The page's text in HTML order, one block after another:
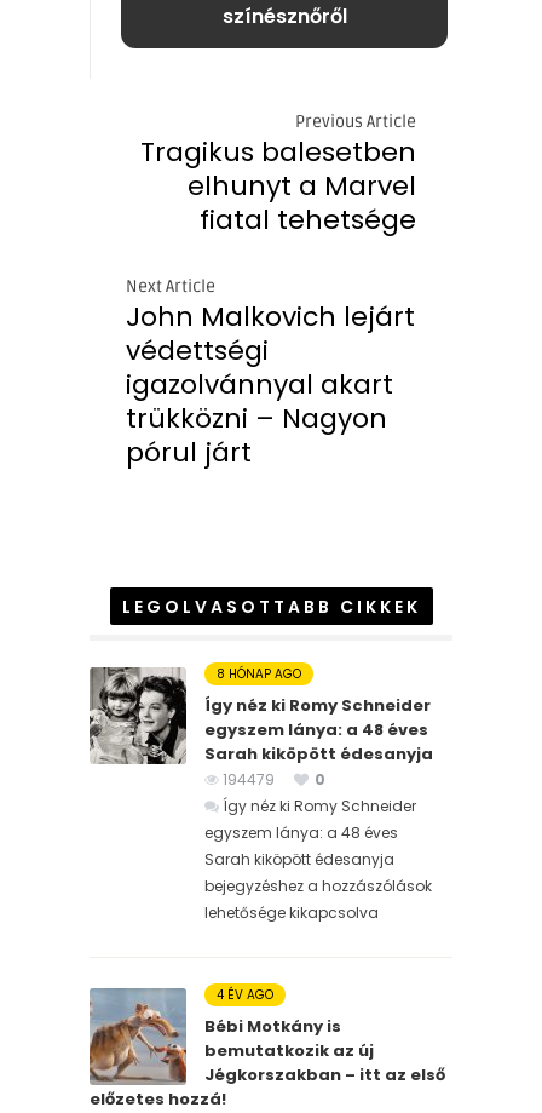
színésznőről
Previous Article
Tragikus balesetben
elhunyt a Marvel
fiatal tehetsége
Next Article
John Malkovich lejárt
védettségi
igazolvánnyal akart
trükközni – Nagyon
pórul járt
LEGOLVASOTTABB CIKKEK
8 HÓNAP AGO
Így néz ki Romy Schneider
egyszem lánya: a 48 éves
Sarah kiköpött édesanyja
194479
0
Így néz ki Romy Schneider
egyszem lánya: a 48 éves
Sarah kiköpött édesanyja
bejegyzéshez a hozzászólások
lehetősége kikapcsolva
4 ÉV AGO
Bébi Motkány is
bemutatkozik az új
Jégkorszakban – itt az első
előzetes hozzá!